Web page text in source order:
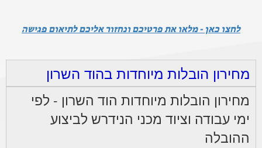
לחצו כאן - מלאו את פרטיכם ונחזור אליכם לתיאום פגישה
מחירון הובלות מיוחדות בהוד השרון
מחירון הובלות מיוחדות הוד השרון - לפי
ימי עבודה וציוד מכני הנידרש לביצוע
ההובלה